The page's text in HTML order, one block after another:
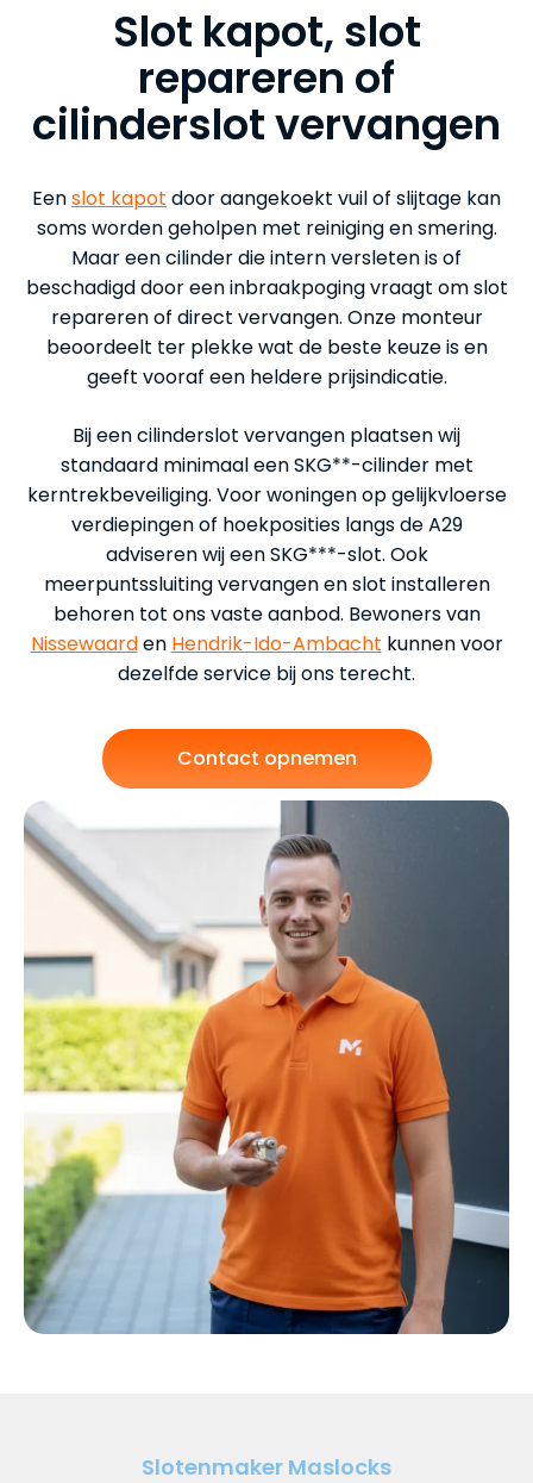
Slot kapot, slot
repareren of
cilinderslot vervangen
Eenslot kapot door aangekoekt vuil of slijtage kan
soms worden geholpen met reiniging en smering.
Maar een cilinder die intern versleten is of
beschadigd door een inbraakpoging vraagt om slot
repareren of direct vervangen. Onze monteur
beoordeelt ter plekke wat de beste keuze is en
geeft vooraf een heldere prijsindicatie.
Bij een cilinderslot vervangen plaatsen wij
standaard minimaal een SKG**-cilinder met
kerntrekbeveiliging. Voor woningen op gelijkvloerse
verdiepingen of hoekposities langs de A29
adviseren wij een SKG***-slot. Ook
meerpuntssluiting vervangen en slot installeren
behoren tot ons vaste aanbod. Bewoners van
Nissewaarden Hendrik-Ido-Ambacht kunnen voor
dezelfde service bij ons terecht.
Contact opnemen
Slotenmaker Maslocks